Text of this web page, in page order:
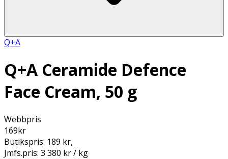
Q+A
Q+A Ceramide Defence
Face Cream, 50 g
Webbpris
169kr
Butikspris: 189 kr,
Jmfs.pris: 3 380 kr / kg